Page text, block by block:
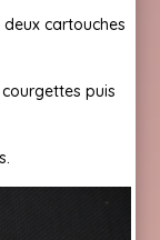
cartouches
puis